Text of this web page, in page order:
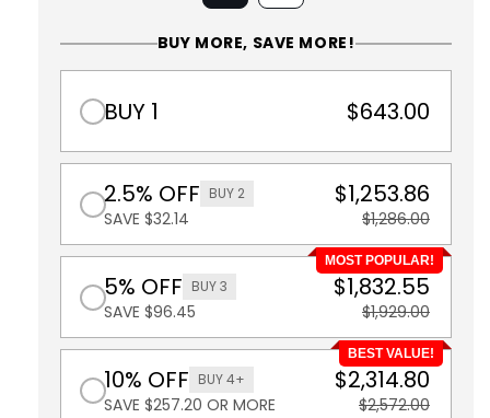
BUY MORE, SAVE MORE!
BUY 1 $643.00
2.5% OFF BUY 2
SAVE $32.14
$1,253.86
$1,286.00
MOST POPULAR!
5% OFF BUY 3
SAVE $96.45
$1,832.55
$1,929.00
BEST VALUE!
10% OFF BUY 4+
SAVE $257.20 OR MORE
$2,314.80
$2,572.00